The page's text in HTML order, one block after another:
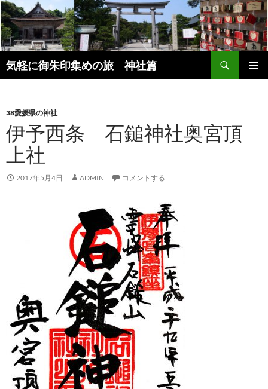
コ
ン
テ
ン
ツ
へ
プ
気軽に御朱印集めの旅 神社篇
索
38愛媛県の神社
伊予西条 石鎚神社奥宮頂
上社
2017年5月4日 ADMIN コメントする